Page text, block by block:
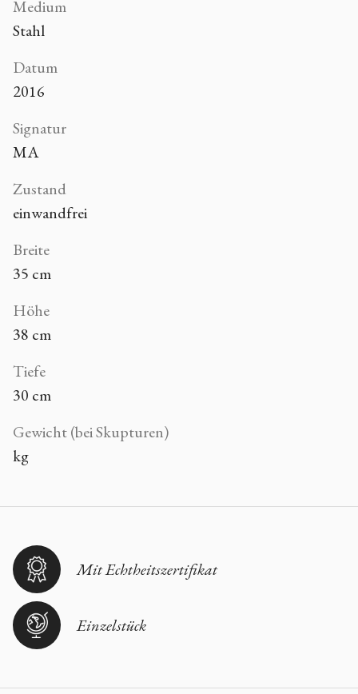
Medium
Stahl
Datum
2016
Signatur
MA
Zustand
einwandfrei
Breite
35 cm
Höhe
38 cm
Tiefe
30 cm
Gewicht (bei Skupturen)
kg
Mit Echtheitszertifikat
Einzelstück